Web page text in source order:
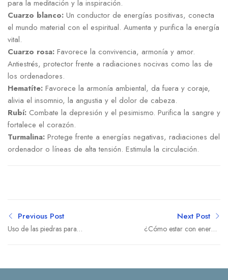
para la meditación y la inspiración.
Cuarzo blanco: Un conductor de energías positivas, conecta
el mundo material con el espiritual. Aumenta y purifica la energía
vital.
Cuarzo rosa: Favorece la convivencia, armonía y amor.
Antiestrés, protector frente a radiaciones nocivas como las de
los ordenadores.
Hematíte: Favorece la armonía ambiental, da fuera y coraje,
alivia el insomnio, la angustia y el dolor de cabeza.
Rubí: Combate la depresión y el pesimismo. Purifica la sangre y
fortalece el corazón.
Turmalina: Protege frente a energías negativas, radiaciones del
ordenador o líneas de alta tensión. Estimula la circulación.
Previous Post
Uso de las piedras para
Next Post
¿Cómo estar con energía